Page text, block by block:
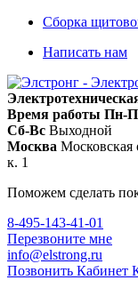
Сборка
Написать нам
Время работы Пн-
Сб-Вс Выходной
Москва
к. 1
Поможем сделать
8-495-143-41-01
Перезвоните мне
info@elstrong.ru
Позвонить Кабинет